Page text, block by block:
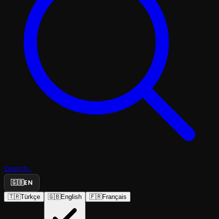
Search...
🇬🇧EN
🇹🇷Türkçe 🇬🇧English 🇫🇷Français